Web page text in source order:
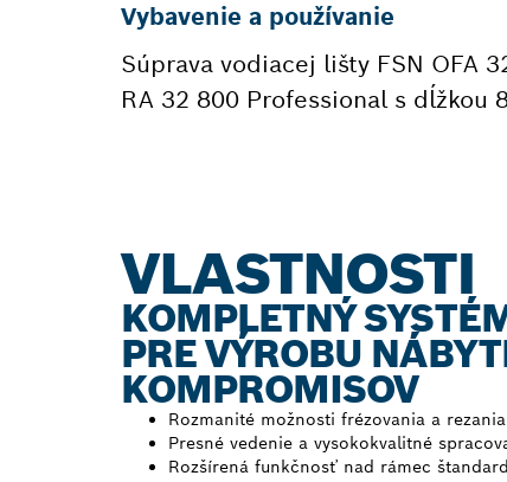
Vybavenie a používanie
Súprava vodiacej lišty FSN OFA
RA 32 800 Professional s dĺžkou
VLASTNOSTI
KOMPLETNÝ
PRE VÝROBU
KOMPROMISOV
Rozmanité možnosti frézovania a
Presné vedenie a vysokokvalitné
Rozšírená funkčnosť nad rámec